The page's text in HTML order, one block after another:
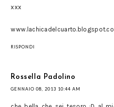
xxx
RISPONDI
Rossella Padolino
GENNAIO 08, 2013 10:44 AM